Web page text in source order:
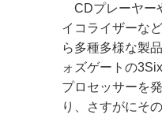
CDプレーヤー
イコライザーな
ら多種多様な製
ォズゲートの
プロセッサーを
り、さすがにそ